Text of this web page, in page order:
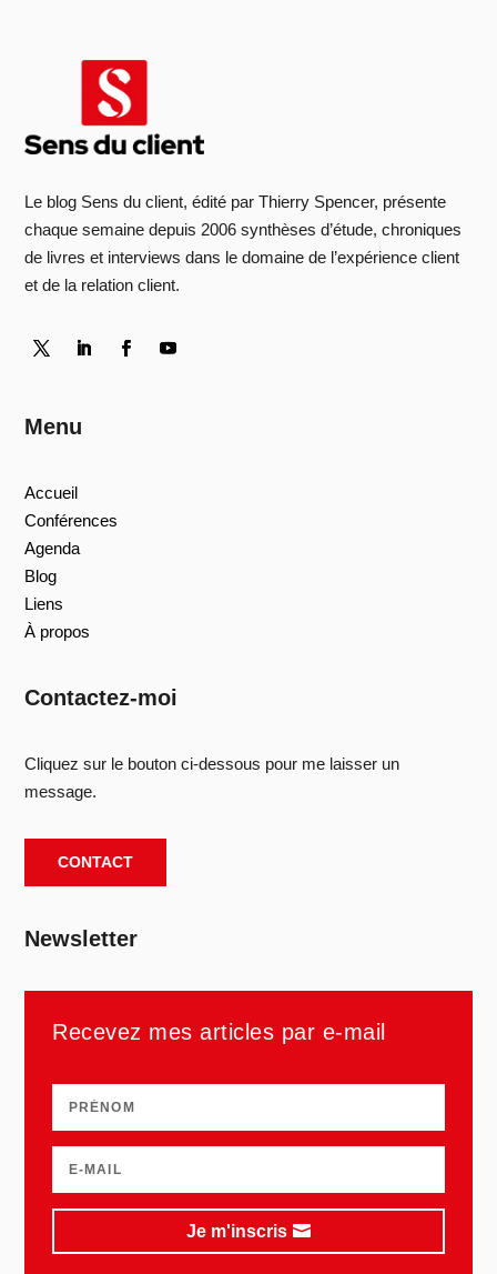
Le blog Sens du client, édité par Thierry Spencer, présente
chaque semaine depuis 2006 synthèses d’étude, chroniques
de livres et interviews dans le domaine de l’expérience client
et de la relation client.
Menu
Accueil
Conférences
Agenda
Blog
Liens
À propos
Contactez-moi
Cliquez sur le bouton ci-dessous pour me laisser un
message.
CONTACT
Newsletter
Recevez mes articles par e-mail
Je m'inscris